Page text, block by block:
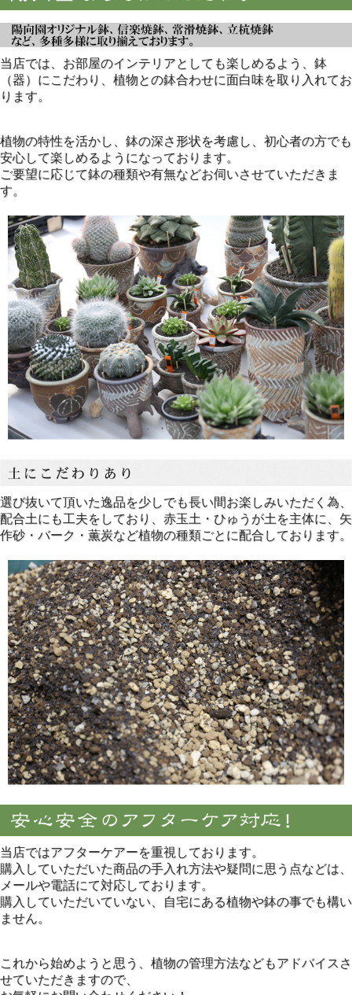
当店では、お部屋のインテリアとしても楽しめるよう、鉢
（器）にこだわり、植物との鉢合わせに面白味を取り入れてお
ります。
植物の特性を活かし、鉢の深さ形状を考慮し、初心者の方でも
安心して楽しめるようになっております。
ご要望に応じて鉢の種類や有無などお伺いさせていただきま
す。
選び抜いて頂いた逸品を少しでも長い間お楽しみいただく為、
配合土にも工夫をしており、赤玉土・ひゅうが土を主体に、矢
作砂・バーク・薫炭など植物の種類ごとに配合しております。
当店ではアフターケアーを重視しております。
購入していただいた商品の手入れ方法や疑問に思う点などは、
メールや電話にて対応しております。
購入していただいていない、自宅にある植物や鉢の事でも構い
ません。
これから始めようと思う、植物の管理方法などもアドバイスさ
せていただきますので、